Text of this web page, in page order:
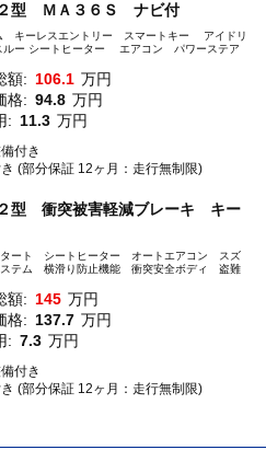
型 ＭＡ３６Ｓ ナビ付
キーレスエントリー スマートキー アイドリ
ー シートヒーター エアコン パワーステア
額: 106.1 万円
格: 94.8 万円
: 11.3 万円
付き
(部分保証 12ヶ月：走行無制限)
型 衝突被害軽減ブレーキ キー
ート シートヒーター オートエアコン スズ
ステム 横滑り防止機能 衝突安全ボディ 盗難
額: 145 万円
格: 137.7 万円
: 7.3 万円
付き
(部分保証 12ヶ月：走行無制限)